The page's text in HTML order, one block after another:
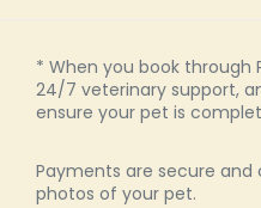
* When you book through
24/7 veterinary support,
ensure your pet is
Payments are secure and
photos of your pet.